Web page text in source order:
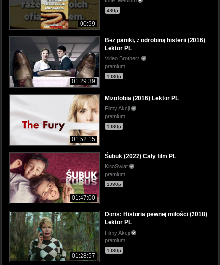
00:59
480p
01:29:39
Bez paniki, z odrobiną histerii (2016)
Lektor PL
Video Brothers
premium
1080p
01:52:15
Mizofobia (2016) Lektor PL
Filmy Akcji
premium
1080p
01:47:00
Śubuk (2022) Cały film PL
KinoSwiat
premium
1080p
01:28:57
Doris: Historia pewnej miłości (2018)
Lektor PL
Filmy Akcji
premium
1080p